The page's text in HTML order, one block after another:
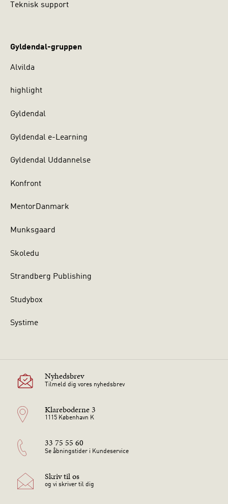
Teknisk support
Gyldendal-gruppen
Alvilda
highlight
Gyldendal
Gyldendal e-Learning
Gyldendal Uddannelse
Konfront
MentorDanmark
Munksgaard
Skoledu
Strandberg Publishing
Studybox
Systime
Nyhedsbrev
Tilmeld dig vores nyhedsbrev
Klareboderne 3
1115 København K
33 75 55 60
Se åbningstider i Kundeservice
Skriv til os
og vi skriver til dig